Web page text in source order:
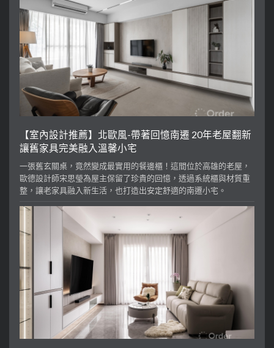
【室內設計推薦】北歐風-帶著回憶南遷 20年老屋翻新
讓舊家具完美融入溫馨小宅
一張舊玄關桌，竟然變成最實用的餐邊櫃！這間位於高雄的老屋，
歐德設計師宋思瑩為屋主保留了珍貴的回憶，透過系統櫃與材質重
整，讓老家具融入新生活，也打造出安定舒適的南遷小宅。